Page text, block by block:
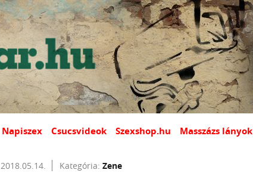
Napiszex Csucsvideok Szexshop.hu Masszázs lányok
2018.05.14. Kategória: Zene